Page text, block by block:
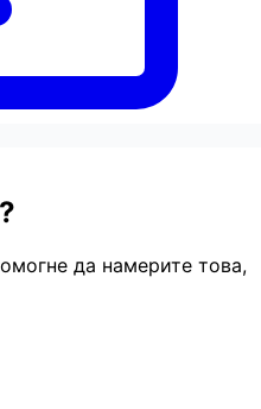
да намерите това,